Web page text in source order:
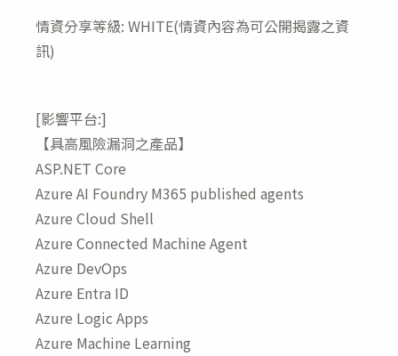
情資分享等級: WHITE(情資內容為可公開揭露之資
訊)
[影響平台:]
【具高風險漏洞之產品】
ASP.NET Core
Azure AI Foundry M365 published agents
Azure Cloud Shell
Azure Connected Machine Agent
Azure DevOps
Azure Entra ID
Azure Logic Apps
Azure Machine Learning